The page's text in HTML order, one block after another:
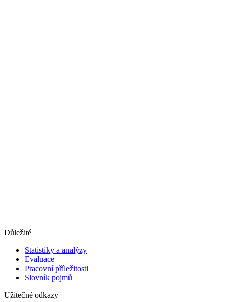
Důležité
Statistiky a analýzy
Evaluace
Pracovní příležitosti
Slovník pojmů
Užitečné odkazy